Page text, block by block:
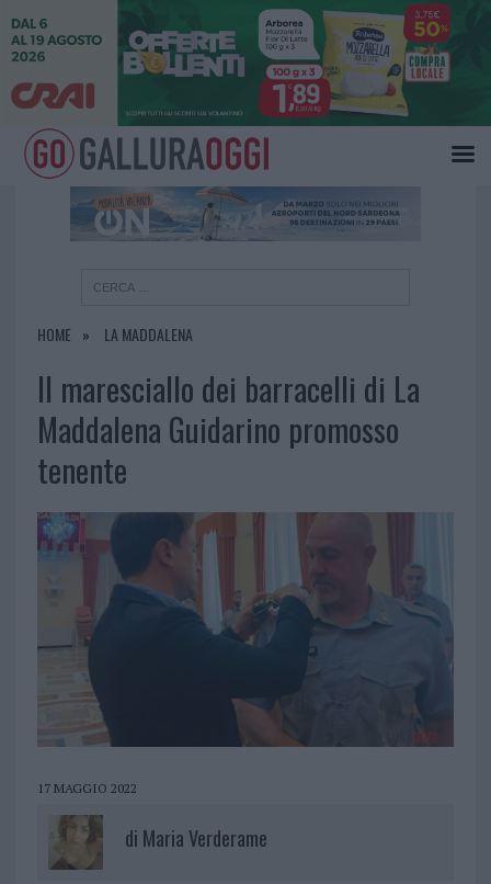
HOME LA MADDALENA
Il maresciallo dei barracelli di La
Maddalena Guidarino promosso
tenente
17 MAGGIO 2022
di Maria Verderame
×